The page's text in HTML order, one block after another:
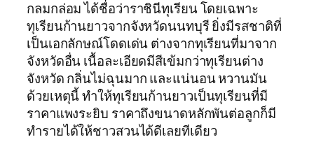
กลมกล่อม ได้ชื่อว่าราชินีทุเรียน โดยเฉพาะ
ทุเรียนก้านยาวจากจังหวัดนนทบุรี ยิ่งมีรสชาติที่
เป็นเอกลักษณ์โดดเด่น ต่างจากทุเรียนที่มาจาก
จังหวัดอื่น เนื้อละเอียดมีสีเข้มกว่าทุเรียนต่าง
จังหวัด กลิ่นไม่ฉุนมาก และแน่นอน หวานมัน
ด้วยเหตุนี้ ทำให้ทุเรียนก้านยาวเป็นทุเรียนที่มี
ราคาแพงระยิบ ราคาถึงขนาดหลักพันต่อลูกก็มี
ทำรายได้ให้ชาวสวนได้ดีเลยทีเดียว